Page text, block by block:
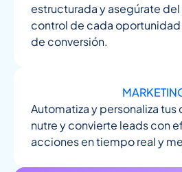
estructurada y asegúrate
control de cada
de conversión.
Automatiza y personaliza tus
nutre y convierte leads con
acciones en tiempo real y